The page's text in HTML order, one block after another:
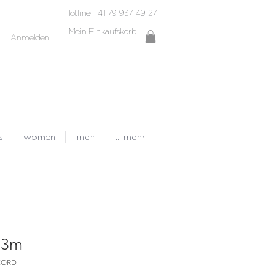
Hotline +41 79 937 49 27
Mein Einkaufskorb
Anmelden
women men ... mehr